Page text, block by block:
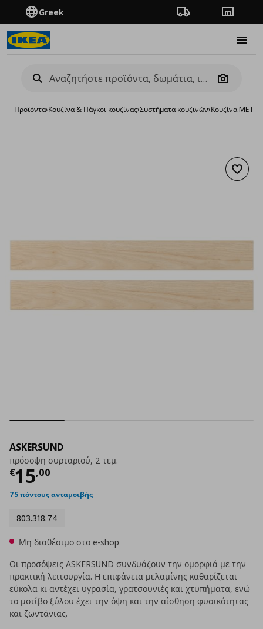
Greek Πορεία παραγγελίας
Camera
Προϊόντα›Κουζίνα & Πάγκοι κουζίνας›Συστήματα κουζινών›Κουζίνα
ASKERSUND
πρόσοψη συρταριού, 2 τεμ.
€15,00
Τρέχουσα τιμή
75 πόντους ανταμοιβής
803.318.74
Μη διαθέσιμο στο e-shop
Οι προσόψεις ASKERSUND συνδυάζουν την ομορφιά με την
πρακτική λειτουργία. Η επιφάνεια μελαμίνης καθαρίζεται
εύκολα κι αντέχει υγρασία, γρατσουνιές και χτυπήματα, ενώ
το μοτίβο ξύλου έχει την όψη και την αίσθηση φυσικότητας
και ζωντάνιας.